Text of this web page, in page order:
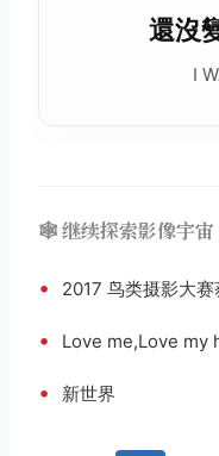
還沒
I
🕸️ 继续探索影像宇宙
• 2017 鸟类摄影大赛
• Love me,Love my
• 新世界